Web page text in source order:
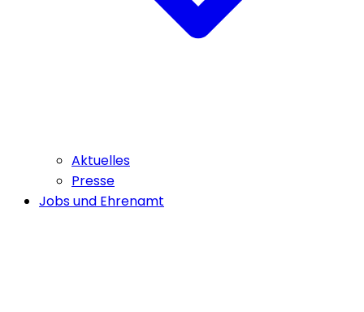
Aktuelles
Presse
Jobs und Ehrenamt